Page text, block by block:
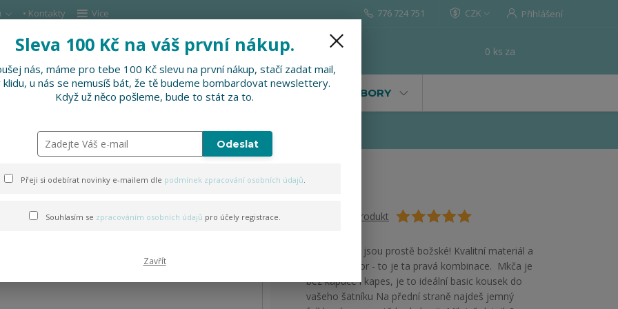
• Kontakty Více CZK Přihlášení
Hledat
776 724 751
0 ks za
DOPLŇKY SLEVNĚNO PRO FIRMY, FESTIVALY, SOUBORY
bez kapuce
Ohodnotit produkt
Naše mikiny jsou prostě božské! Kvalitní materiál a
dokonalý vzor - to je ta pravá kombinace. Mkča je
bez kapuce i kapes, je to ideální basic kousek do
vašeho šatníku Na přední straně najdeš jemný
Sleva 100 Kč na váš první nákup.
nás, máme pro tebe 100 Kč slevu na první nákup, stačí zadat mail,
klidu, u nás se nemusíš bát, že tě budeme bombardovat newslettery.
Když už něco pošleme, bude to stát za to.
Odeslat
Přeji si odebírat novinky e-mailem dle podmínek zpracování osobních údajů.
Souhlasím se zpracováním osobních údajů pro účely registrace.
Zavřít